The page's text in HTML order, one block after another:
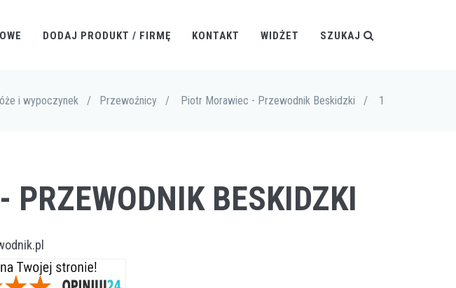
DODAJ PRODUKT / FIRMĘ KONTAKT WIDŻET SZUKAJ
i wypoczynek / Przewoźnicy / Piotr Morawiec - Przewodnik Beskidzki / 1
PRZEWODNIK BESKIDZKI